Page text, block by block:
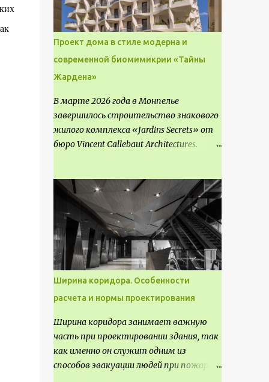
универсальные тематические
временные постоянные передвижные
стационарные Назначение
выставочных павильонов - показ
экспозиции, с целью информации,
пропаганды, рекламы, внедрения новых
привлечения внимания и т.д.
Проект дома в стиле модерна и
современной биомимикрии «Тайны
Жардена»
В марте 2026 года в Монпелье
завершилось строительство знакового
жилого комплекса «Jardins Secrets» от
бюро Vincent Callebaut Architectures.
(EAI) в районе Cité Créative, стал
примером гармоничной интеграции
современной архитектуры в
исторический контекст. Комплекс
состоит из двух объектов: «Théia» (75
квартир, из которых 17 — социального
назначения, общая площадь 5 364 м²) и
«Opale & Sens» (38 квартир, включая 11
доступных, площадь 2 845 м²). В общей
сложности 113 жилых единиц
спроектированы с учетом строгих
норм пожарной безопасности,
принципов биоразнообразия и
Ширина коридора. Особенности
расчета и нормы проектирования
Ширина коридора занимает важную
часть при проектировании здания, так
как именно он служит одним из
способов эвакуации людей при пожаре.